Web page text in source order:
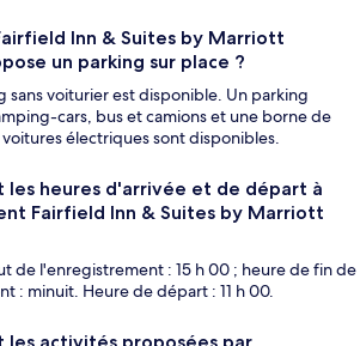
Inn & Suites by Marriott
un parking sur place ?
sans voiturier est disponible. Un parking
cars, bus et camions et une borne de
électriques sont disponibles.
les heures d'arrivée et de départ à
Fairfield Inn & Suites by Marriott
de l'enregistrement : 15 h 00 ; heure de fin de
: minuit. Heure de départ : 11 h 00.